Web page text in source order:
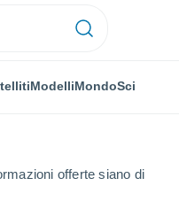
offerte siano di
ModelliMondoSci